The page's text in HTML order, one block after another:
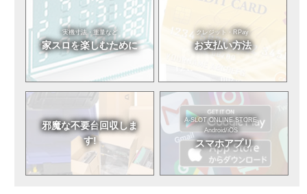
実機寸法・重量など
家スロを楽しむために
クレジット・RPay
お支払い方法
邪魔な不要台回収しま
す!
A-SLOT ONLINE STORE
Android/iOS
スマホアプリ